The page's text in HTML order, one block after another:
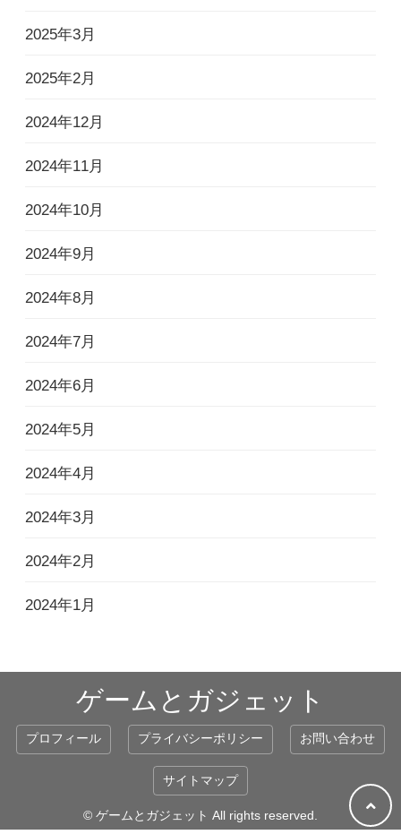
2025年3月
2025年2月
2024年12月
2024年11月
2024年10月
2024年9月
2024年8月
2024年7月
2024年6月
2024年5月
2024年4月
2024年3月
2024年2月
2024年1月
ゲームとガジェット
プロフィール プライバシーポリシー お問い合わせ
サイトマップ
© ゲームとガジェット All rights reserved.